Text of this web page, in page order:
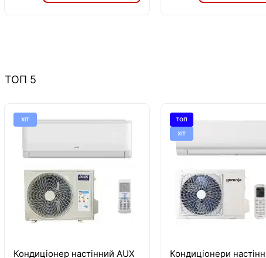
ТОП 5
ХІТ
Кондиціонер настінний AUX
ТОП
ХІТ
Кондиціонери